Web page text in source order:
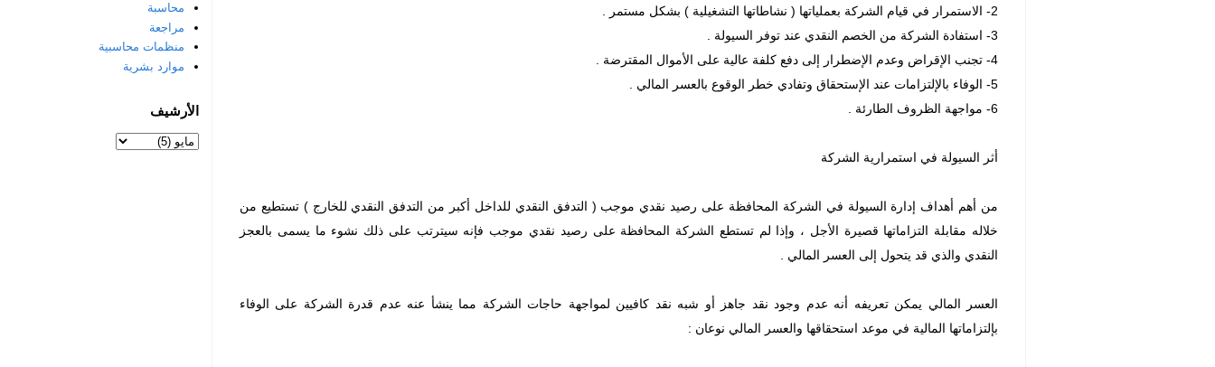
2- الاستمرار في قيام الشركة بعملياتها ( نشاطاتها التشغيلية ) بشكل مستمر .
3- استفادة الشركة من الخصم النقدي عند توفر السيولة .
4- تجنب الإقراض وعدم الإضطرار إلى دفع كلفة عالية على الأموال المقترضة .
5- الوفاء بالإلتزامات عند الإستحقاق وتفادي خطر الوقوع بالعسر المالي .
6- مواجهة الظروف الطارئة .
أثر السيولة في استمرارية الشركة
من أهم أهداف إدارة السيولة في الشركة المحافظة على رصيد نقدي موجب ( التدفق النقدي للداخل أكبر من التدفق النقدي للخارج ) تستطيع من
خلاله مقابلة التزاماتها قصيرة الأجل ، وإذا لم تستطع الشركة المحافظة على رصيد نقدي موجب فإنه سيترتب على ذلك نشوء ما يسمى بالعجز
النقدي والذي قد يتحول إلى العسر المالي .
العسر المالي يمكن تعريفه أنه عدم وجود نقد جاهز أو شبه نقد كافيين لمواجهة حاجات الشركة مما ينشأ عنه عدم قدرة الشركة على الوفاء
بإلتزاماتها المالية في موعد استحقاقها والعسر المالي نوعان :
محاسبة
مراجعة
منظمات محاسبية
موارد بشرية
الأرشيف